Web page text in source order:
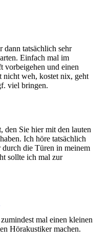
dann tatsächlich sehr
Einfach mal im
vorbeigehen und einen
nicht weh, kostet nix, geht
viel bringen.
den Sie hier mit den lauten
Ich höre tatsächlich
durch die Türen in meinem
sollte ich mal zur
mal einen kleinen
Hörakustiker machen.